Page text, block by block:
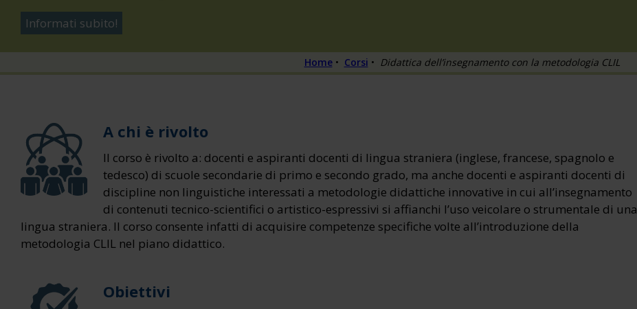
Informati subito!
Home• Corsi • Didattica dell’insegnamento con la metodologia CLIL
A chi è rivolto
Il corso è rivolto a: docenti e aspiranti docenti di lingua straniera (inglese, francese, spagnolo e
tedesco) di scuole secondarie di primo e secondo grado, ma anche docenti e aspiranti docenti di
discipline non linguistiche interessati a metodologie didattiche innovative in cui all’insegnamento
di contenuti tecnico-scientifici o artistico-espressivi si affianchi l’uso veicolare o strumentale di una
lingua straniera. Il corso consente infatti di acquisire competenze specifiche volte all’introduzione della
metodologia CLIL nel piano didattico.
Obiettivi